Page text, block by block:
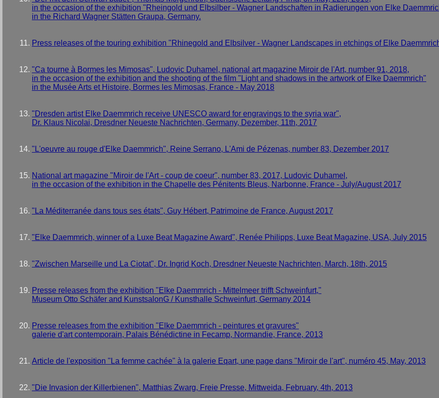
in the occasion of the exhibition "Rheingold und Elbsilber - Wagner Landschaften in Radierungen von Elke
in the Richard Wagner Stätten Graupa, Germany.
Press releases of the touring exhibition "Rhinegold and Elbsilver - Wagner Landscapes in etchings of Elke
"Ca tourne à Bormes les Mimosas", Ludovic Duhamel, national art magazine Miroir de l'Art, number 91, 2018,
in the occasion of the exhibition and the shooting of the film "Light and shadows in the artwork of Elke Daemmrich"
in the Musée Arts et Histoire, Bormes les Mimosas, France - May 2018
"Dresden artist Elke Daemmrich receive UNESCO award for engravings to the syria war",
Dr. Klaus Nicolai, Dresdner Neueste Nachrichten, Germany, Dezember, 11th, 2017
"L'oeuvre au rouge d'Elke Daemmrich", Reine Serrano, L'Ami de Pézenas, number 83, Dezember 2017
National art magazine "Miroir de l'Art - coup de coeur", number 83, 2017, Ludovic Duhamel,
in the occasion of the exhibition in the Chapelle des Pénitents Bleus, Narbonne, France - July/August 2017
"La Méditerranée dans tous ses états", Guy Hébert, Patrimoine de France, August 2017
"Elke Daemmrich, winner of a Luxe Beat Magazine Award", Renée Philipps, Luxe Beat Magazine, USA, July 2015
"Zwischen Marseille und La Ciotat", Dr. Ingrid Koch, Dresdner Neueste Nachrichten, March, 18th, 2015
Presse releases from the exhibition "Elke Daemmrich - Mittelmeer trifft Schweinfurt,"
Museum Otto Schäfer and KunstsalonG / Kunsthalle Schweinfurt, Germany 2014
Presse releases from the exhibition "Elke Daemmrich - peintures et gravures"
galerie d'art contemporain, Palais Bénédictine in Fecamp, Normandie, France, 2013
Article de l'exposition "La femme cachée" à la galerie Eqart, une page dans "Miroir de l'art", numéro 45, May, 2013
"Die Invasion der Killerbienen", Matthias Zwarg, Freie Presse, Mittweida, February, 4th, 2013